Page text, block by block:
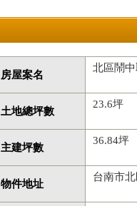
房屋案名
北區鬧
土地總坪數
23.6坪
主建坪數
36.84坪
物件地址
台南市